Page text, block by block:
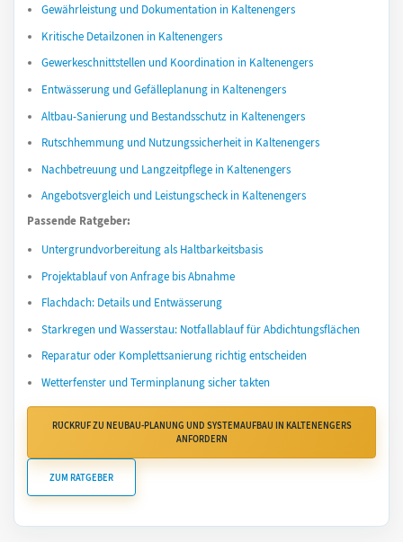
Gewährleistung und Dokumentation in Kaltenengers
Kritische Detailzonen in Kaltenengers
Gewerkeschnittstellen und Koordination in Kaltenengers
Entwässerung und Gefälleplanung in Kaltenengers
Altbau-Sanierung und Bestandsschutz in Kaltenengers
Rutschhemmung und Nutzungssicherheit in Kaltenengers
Nachbetreuung und Langzeitpflege in Kaltenengers
Angebotsvergleich und Leistungscheck in Kaltenengers
Passende Ratgeber:
Untergrundvorbereitung als Haltbarkeitsbasis
Projektablauf von Anfrage bis Abnahme
Flachdach: Details und Entwässerung
Starkregen und Wasserstau: Notfallablauf für Abdichtungsflächen
Reparatur oder Komplettsanierung richtig entscheiden
Wetterfenster und Terminplanung sicher takten
RÜCKRUF ZU NEUBAU-PLANUNG UND SYSTEMAUFBAU IN KALTENENGERS
ANFORDERN
ZUM RATGEBER